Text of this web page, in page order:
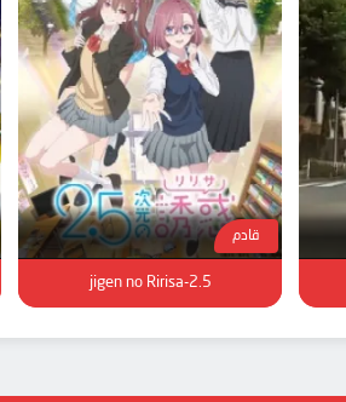
قادم
2.5-jigen no Ririsa